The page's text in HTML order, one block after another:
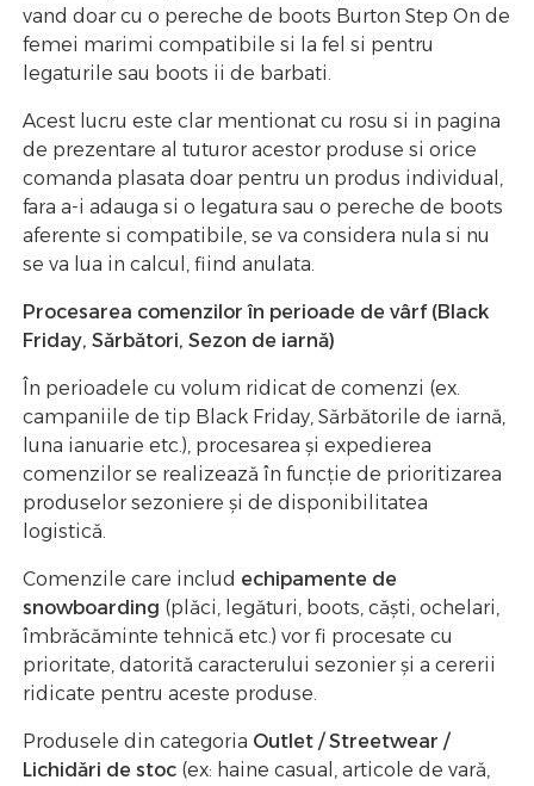
vand doar cu o pereche de boots Burton Step On de
femei marimi compatibile si la fel si pentru
legaturile sau boots ii de barbati.
Acest lucru este clar mentionat cu rosu si in pagina
de prezentare al tuturor acestor produse si orice
comanda plasata doar pentru un produs individual,
fara a-i adauga si o legatura sau o pereche de boots
aferente si compatibile, se va considera nula si nu
se va lua in calcul, fiind anulata.
Procesarea comenzilor în perioade de vârf (Black
Friday, Sărbători, Sezon de iarnă)
În perioadele cu volum ridicat de comenzi (ex.
campaniile de tip Black Friday, Sărbătorile de iarnă,
luna ianuarie etc.), procesarea și expedierea
comenzilor se realizează în funcție de prioritizarea
produselor sezoniere și de disponibilitatea
logistică.
Comenzile care includ echipamente de
snowboarding (plăci, legături, boots, căști, ochelari,
îmbrăcăminte tehnică etc.) vor fi procesate cu
prioritate, datorită caracterului sezonier și a cererii
ridicate pentru aceste produse.
Produsele din categoria Outlet / Streetwear /
Lichidări de stoc (ex: haine casual, articole de vară,